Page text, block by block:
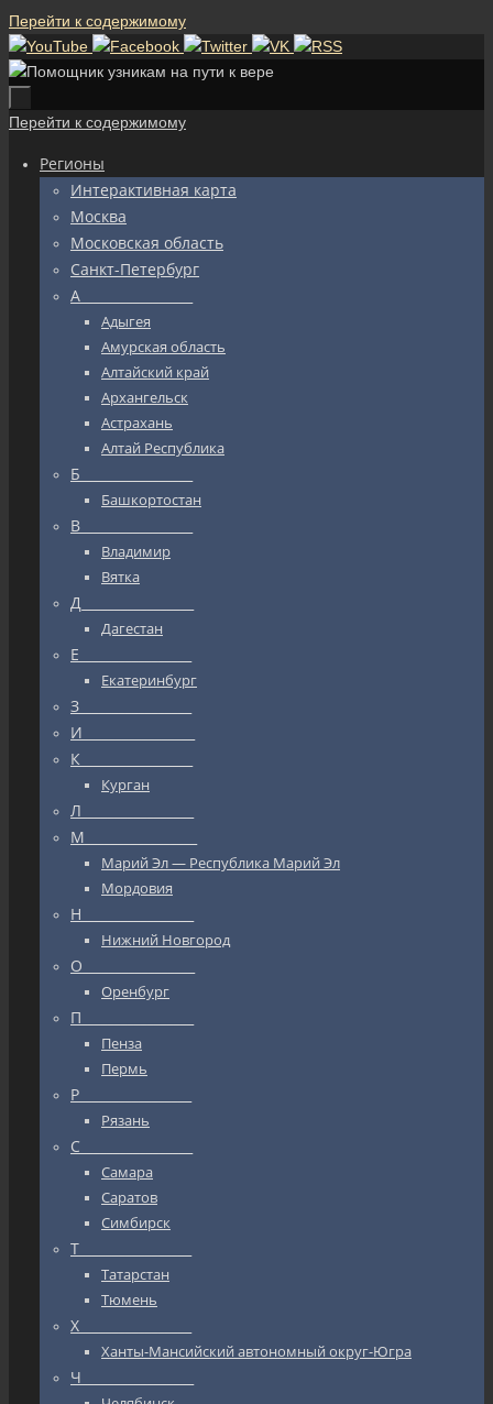
Перейти к содержимому
Перейти к содержимому
Регионы
Интерактивная карта
Москва
Московская область
Санкт-Петербург
А_________________
Адыгея
Амурская область
Алтайский край
Архангельск
Астрахань
Алтай Республика
Б_________________
Башкортостан
В_________________
Владимир
Вятка
Д_________________
Дагестан
Е_________________
Екатеринбург
З_________________
И_________________
К_________________
Курган
Л_________________
М_________________
Марий Эл — Республика Марий Эл
Мордовия
Н_________________
Нижний Новгород
О_________________
Оренбург
П_________________
Пенза
Пермь
Р_________________
Рязань
С_________________
Самара
Саратов
Симбирск
Т_________________
Татарстан
Тюмень
Х_________________
Ханты-Мансийский автономный округ-Югра
Ч_________________